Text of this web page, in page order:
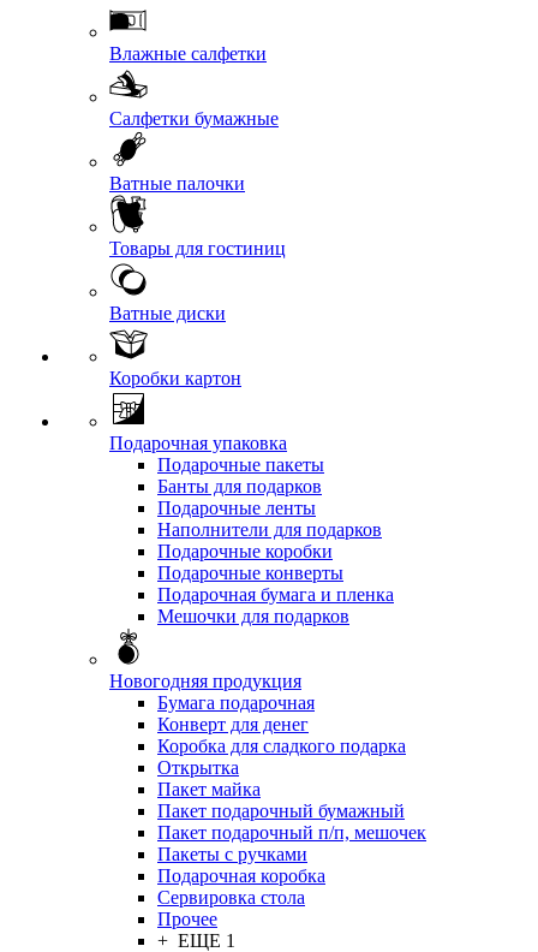
Влажные салфетки
Салфетки бумажные
Ватные палочки
Товары для гостиниц
Ватные диски
Коробки картон
Подарочная упаковка
Подарочные пакеты
Банты для подарков
Подарочные ленты
Наполнители для подарков
Подарочные коробки
Подарочные конверты
Подарочная бумага и пленка
Мешочки для подарков
Новогодняя продукция
Бумага подарочная
Конверт для денег
Коробка для сладкого подарка
Открытка
Пакет майка
Пакет подарочный бумажный
Пакет подарочный п/п, мешочек
Пакеты с ручками
Подарочная коробка
Сервировка стола
Прочее
+ ЕЩЕ 1